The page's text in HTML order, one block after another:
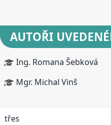
AUTOŘI
Ing. Romana Šebková
Mgr. Michal Vinš
třes